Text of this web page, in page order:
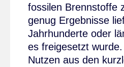
fossilen Brennstoffe
genug Ergebnisse
Jahrhunderte oder
es freigesetzt
Nutzen aus den